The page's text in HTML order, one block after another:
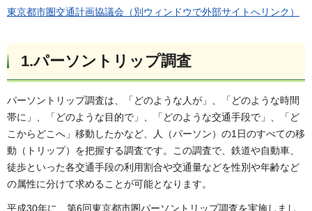
東京都市圏交通計画協議会（別ウィンドウで外部サイトへリンク）
1.パーソントリップ調査
パーソントリップ調査は、「どのような人が」、「どのような時間
帯に」、「どのような目的で」、「どのような交通手段で」、「ど
こからどこへ」移動したかなど、人（パーソン）の1日のすべての移
動（トリップ）を把握する調査です。この調査で、鉄道や自動車、
徒歩といった各交通手段の利用割合や交通量などを性別や年齢など
の属性に分けて求めることが可能となります。
平成30年に、第6回東京都市圏パーソントリップ調査を実施しまし